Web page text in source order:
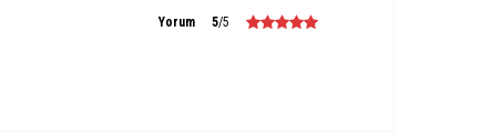
Yorum 5/5